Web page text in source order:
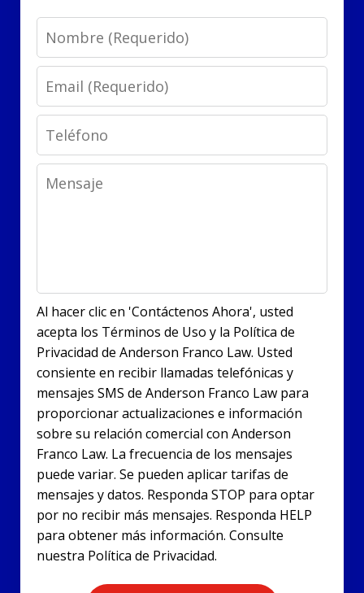
Name
Email
Phone
Message
Al hacer clic en 'Contáctenos Ahora', usted
acepta los Términos de Uso y la Política de
Privacidad de Anderson Franco Law. Usted
consiente en recibir llamadas telefónicas y
mensajes SMS de Anderson Franco Law para
proporcionar actualizaciones e información
sobre su relación comercial con Anderson
Franco Law. La frecuencia de los mensajes
puede variar. Se pueden aplicar tarifas de
mensajes y datos. Responda STOP para optar
por no recibir más mensajes. Responda HELP
para obtener más información. Consulte
nuestra Política de Privacidad.